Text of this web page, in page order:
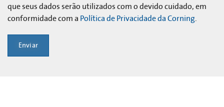
que seus dados serão utilizados com o devido cuidado, em
conformidade com a Política de Privacidade da Corning.
Enviar